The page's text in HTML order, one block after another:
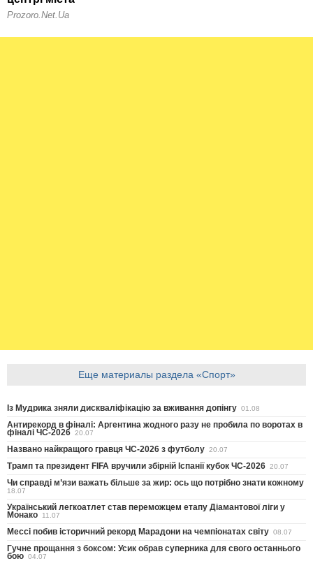
Еще материалы раздела «Спорт»
Із Мудрика зняли дискваліфікацію за вживання допінгу 01.08
Антирекорд в фіналі: Аргентина жодного разу не пробила по воротах в
фіналі ЧС-2026 20.07
Названо найкращого гравця ЧС-2026 з футболу 20.07
Трамп та президент FIFA вручили збірній Іспанії кубок ЧС-2026 20.07
Чи справді м’язи важать більше за жир: ось що потрібно знати кожному
18.07
Український легкоатлет став переможцем етапу Діамантової ліги у
Монако 11.07
Мессі побив історичний рекорд Марадони на чемпіонатах світу 08.07
Гучне прощання з боксом: Усик обрав суперника для свого останнього
бою 04.07